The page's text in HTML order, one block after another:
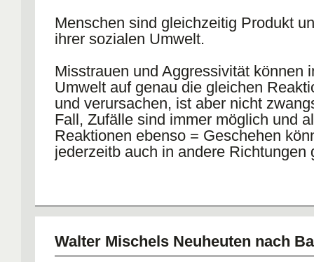
Menschen sind gleichzeitig Produkt
ihrer sozialen Umwelt.
Misstrauen und Aggressivität können
Umwelt auf genau die gleichen
und verursachen, ist aber nicht
Fall, Zufälle sind immer möglich und
Reaktionen ebenso = Geschehen
jederzeitb auch in andere Richtungen
Walter Mischels Neuheuten nach